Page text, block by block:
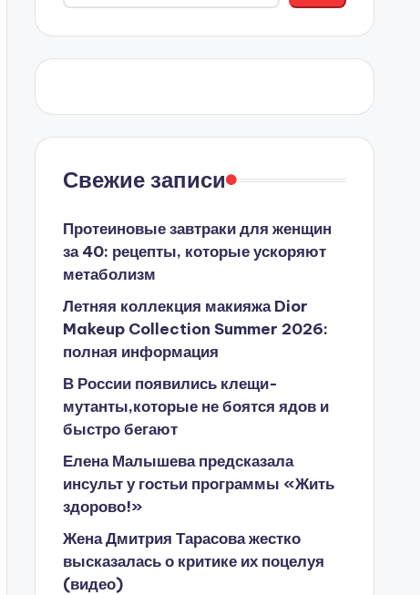
Свежие записи
Протеиновые завтраки для женщин
за 40: рецепты, которые ускоряют
метаболизм
Летняя коллекция макияжа Dior
Makeup Collection Summer 2026:
полная информация
В России появились клещи-
мутанты,которые не боятся ядов и
быстро бегают
Елена Малышева предсказала
инсульт у гостьи программы «Жить
здорово!»
Жена Дмитрия Тарасова жестко
высказалась о критике их поцелуя
(видео)